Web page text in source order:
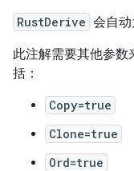
RustDerive 会自动
此注解需要其他参数
括：
Copy=true
Clone=true
Ord=true